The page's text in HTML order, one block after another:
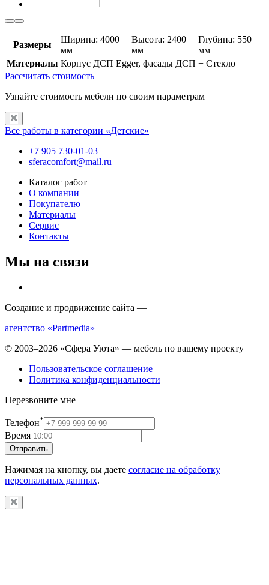
Размеры
Ширина: 4000
мм
Высота: 2400
мм
Глубина: 550
мм
Материалы Корпус ДСП Egger, фасады ДСП + Стекло
Рассчитать стоимость
Узнайте стоимость мебели по своим параметрам
Все работы в категории «Детские»
+7 905 730-01-03
sferacomfort@mail.ru
Каталог работ
О компании
Покупателю
Материалы
Сервис
Контакты
Мы на связи
Создание и продвижение сайта —
агентство «Partmedia»
© 2003–2026 «Сфера Уюта» — мебель по вашему проекту
Пользовательское соглашение
Политика конфиденциальности
Перезвоните мне
Телефон*
Время
Отправить
Нажимая на кнопку, вы даете согласие на обработку
персональных данных.